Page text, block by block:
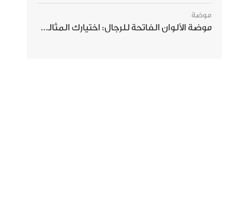
موضة
موضة الألوان الفاتحة للرجال: اختيارك المثالي لإطلالة صيفية مبهرة